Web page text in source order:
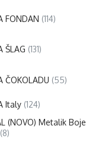
FONDAN (114)
ŠLAG (131)
ČOKOLADU (55)
Italy (124)
(NOVO) Metalik
(8)